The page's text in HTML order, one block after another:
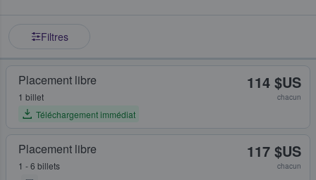
Filtres
Placement libre
1 billet
Téléchargement immédiat
114 $US
chacun
Placement libre
1 - 6 billets
117 $US
chacun